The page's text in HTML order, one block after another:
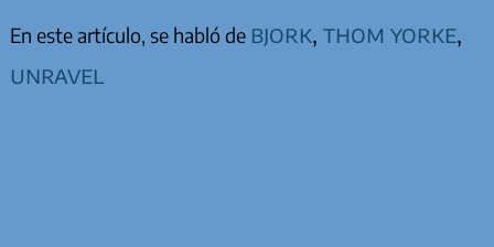
En este artículo, se habló de bjork, thom yorke,
unravel